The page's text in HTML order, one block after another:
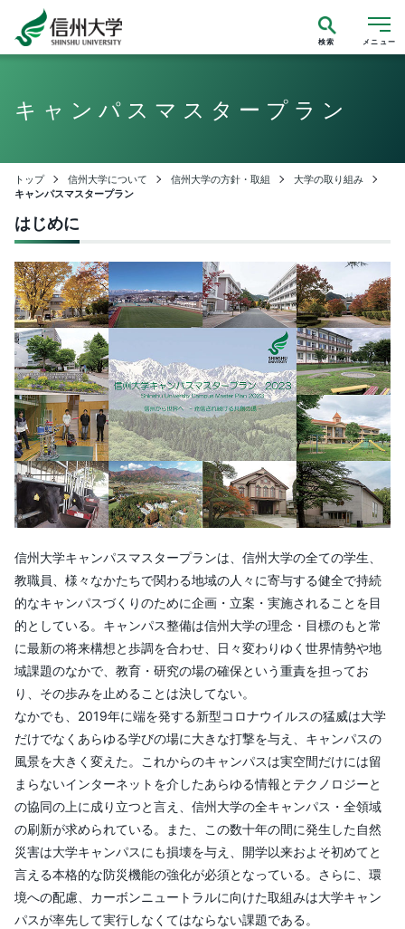
メニュー
検索
キャンパスマスタープラン
トップ 信州大学について 信州大学の方針・取組
大学の取り組み
キャンパスマスタープラン
はじめに
信州大学キャンパスマスタープランは、信州大学の全ての学生、
教職員、様々なかたちで関わる地域の人々に寄与する健全で持続
的なキャンパスづくりのために企画・立案・実施されることを目
的としている。キャンパス整備は信州大学の理念・目標のもと常
に最新の将来構想と歩調を合わせ、日々変わりゆく世界情勢や地
域課題のなかで、教育・研究の場の確保という重責を担ってお
り、その歩みを止めることは決してない。
なかでも、2019年に端を発する新型コロナウイルスの猛威は大学
だけでなくあらゆる学びの場に大きな打撃を与え、キャンパスの
風景を大きく変えた。これからのキャンパスは実空間だけには留
まらないインターネットを介したあらゆる情報とテクノロジーと
の協同の上に成り立つと言え、信州大学の全キャンパス・全領域
の刷新が求められている。また、この数十年の間に発生した自然
災害は大学キャンパスにも損壊を与え、開学以来およそ初めてと
言える本格的な防災機能の強化が必須となっている。さらに、環
境への配慮、カーボンニュートラルに向けた取組みは大学キャン
パスが率先して実行しなくてはならない課題である。